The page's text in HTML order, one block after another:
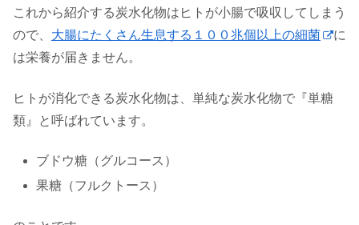
これから紹介する炭水化物はヒトが小腸で吸収してしまう
ので、 大腸にたくさん生息する１００兆個以上の細菌
に
は栄養が届きません。
ヒトが消化できる炭水化物は、単純な炭水化物で『単糖
類』と呼ばれています。
ブドウ糖（グルコース）
果糖（フルクトース）